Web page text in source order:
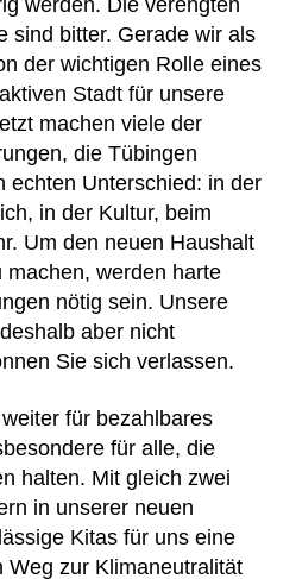
werden. Die verengten
sind bitter. Gerade wir als
der wichtigen Rolle eines
Stadt für unsere
machen viele der
die Tübingen
echten Unterschied: in der
in der Kultur, beim
Um den neuen Haushalt
werden harte
nötig sein. Unsere
aber nicht
Sie sich verlassen.
für bezahlbares
für alle, die
halten. Mit gleich zwei
in unserer neuen
Kitas für uns eine
Weg zur Klimaneutralität